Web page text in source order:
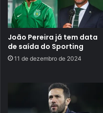
João Pereira já tem data
de saída do Sporting
11 de dezembro de 2024